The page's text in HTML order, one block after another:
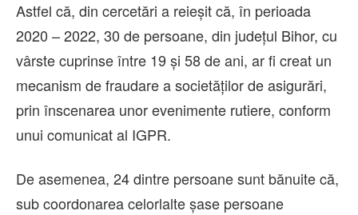
Astfel că, din cercetări a reieșit că, în perioada
2020 – 2022, 30 de persoane, din județul Bihor, cu
vârste cuprinse între 19 și 58 de ani, ar fi creat un
mecanism de fraudare a societăților de asigurări,
prin înscenarea unor evenimente rutiere, conform
unui comunicat al IGPR.
De asemenea, 24 dintre persoane sunt bănuite că,
sub coordonarea celorlalte șase persoane